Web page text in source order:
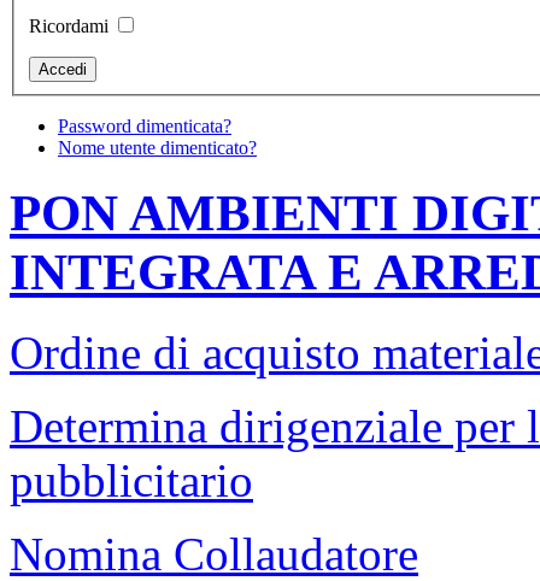
Ricordami
Password dimenticata?
Nome utente dimenticato?
PON AMBIENTI
INTEGRATA E
Ordine di acquisto
Determina dirigenziale per
pubblicitario
Nomina Collaudatore